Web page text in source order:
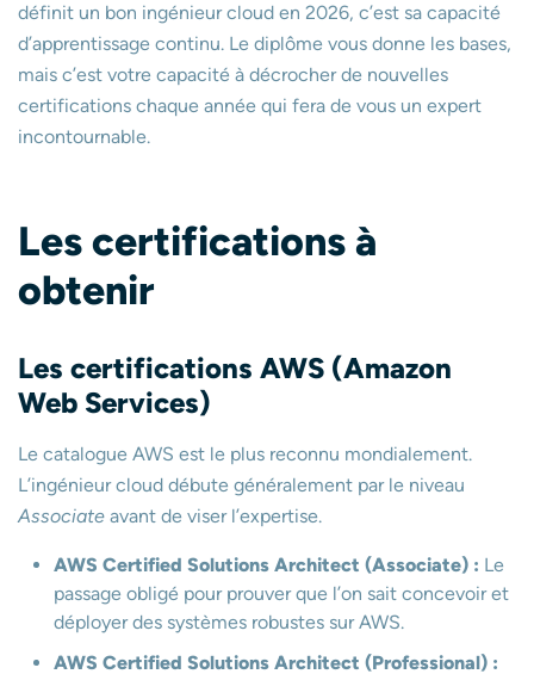
définit un bon ingénieur cloud en 2026, c’est sa capacité
d’apprentissage continu. Le diplôme vous donne les bases,
mais c’est votre capacité à décrocher de nouvelles
certifications chaque année qui fera de vous un expert
incontournable.
Les certifications à
obtenir
Les certifications AWS (Amazon
Web Services)
Le catalogue AWS est le plus reconnu mondialement.
L’ingénieur cloud débute généralement par le niveau
Associate avant de viser l’expertise.
AWS Certified Solutions Architect (Associate) : Le
passage obligé pour prouver que l’on sait concevoir et
déployer des systèmes robustes sur AWS.
AWS Certified Solutions Architect (Professional) :